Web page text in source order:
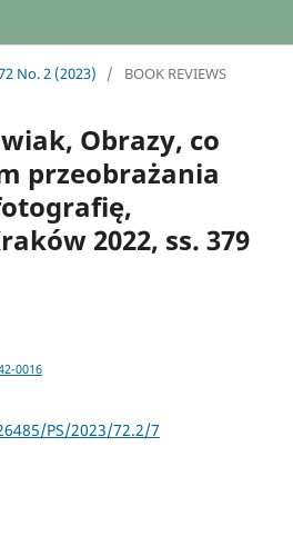
No. 2 (2023) / BOOK REVIEWS
Obrazy, co
przeobrażania
2022, ss. 379
0016
PS/2023/72.2/7